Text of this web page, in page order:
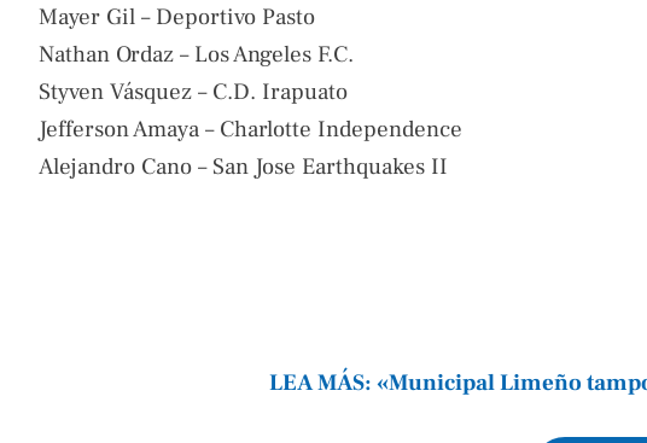
Mayer Gil – Deportivo Pasto
Nathan Ordaz – Los Angeles F.C.
Styven Vásquez – C.D. Irapuato
Jefferson Amaya – Charlotte Independence
Alejandro Cano – San Jose Earthquakes II
LEA MÁS: «Municipal Limeño